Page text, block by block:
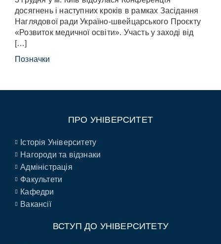
досягнень і наступних кроків в рамках Засідання
Наглядової ради Україно-швейцарського Проєкту
«Розвиток медичної освіти». Участь у заході від
[…]
Позначки
ПРО УНІВЕРСИТЕТ
Історія Університету
Нагороди та відзнаки
Адміністрація
Факультети
Кафедри
Вакансії
ВСТУП ДО УНІВЕРСИТЕТУ